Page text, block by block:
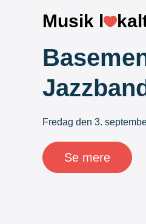
Musik l
Fredag den 3.
Se mere